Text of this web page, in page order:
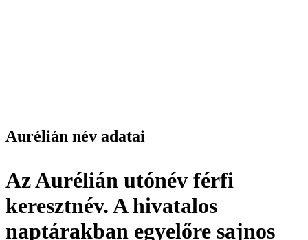
Aurélián név adatai
Az Aurélián utónév férfi
keresztnév. A hivatalos
naptárakban egyelőre sajnos